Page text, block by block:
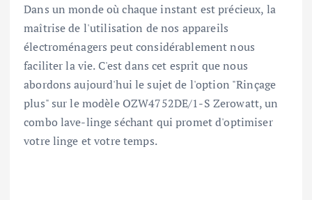
Dans un monde où chaque instant est précieux, la
maîtrise de l'utilisation de nos appareils
électroménagers peut considérablement nous
faciliter la vie. C'est dans cet esprit que nous
abordons aujourd'hui le sujet de l'option "Rinçage
plus" sur le modèle OZW4752DE/1-S Zerowatt, un
combo lave-linge séchant qui promet d'optimiser
votre linge et votre temps.